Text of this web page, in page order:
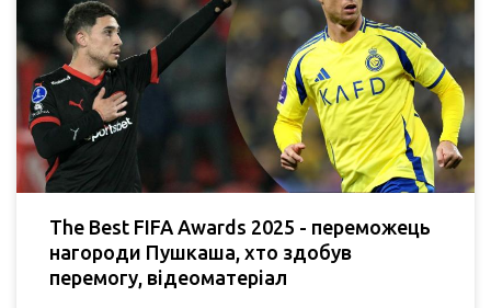
The Best FIFA Awards 2025 - переможець
нагороди Пушкаша, хто здобув
перемогу, відеоматеріал